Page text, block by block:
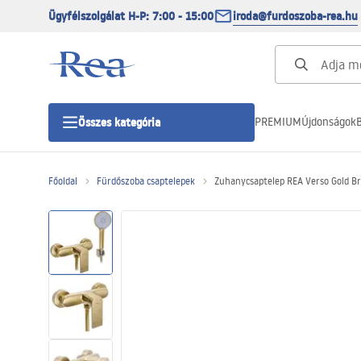
Ügyfélszolgálat H-P: 7:00 - 15:00 iroda@furdoszoba-rea.hu
Összes kategória
Zuhanyajtó
Zuhanytálcák
Zuhanylefolyók
PREMIUMÚjdonságok
Főoldal Fürdőszoba csaptelepek Zuhanycsaptelep REA Verso Gold